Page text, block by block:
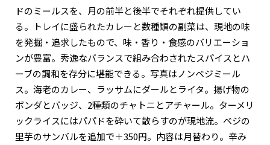
ドのミールスを、月の前半と後半でそれぞれ提供してい
る。トレイに盛られたカレーと数種類の副菜は、現地の味
を発掘・追求したもので、味・香り・食感のバリエーショ
ンが豊富。秀逸なバランスで組み合わされたスパイスとハ
ーブの調和を存分に堪能できる。写真はノンベジミール
ス。海老のカレー、ラッサムにダールとライタ。揚げ物の
ボンダとバッジ、2種類のチャトニとアチャール。ターメリ
ックライスにはパパドを砕いて散らすのが現地流。ベジの
里芋のサンバルを追加で＋350円。内容は月替わり。辛み